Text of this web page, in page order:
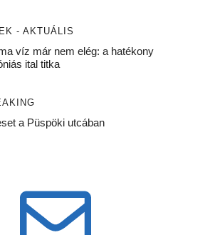
- AKTUÁLIS
víz már nem elég: a hatékony
ital titka
a Püspöki utcában